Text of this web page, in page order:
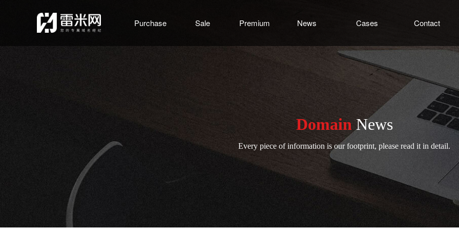
Purchase Sale Premium News Cases Contact
Domain News
Every piece of information is our footprint, please read it in detail.